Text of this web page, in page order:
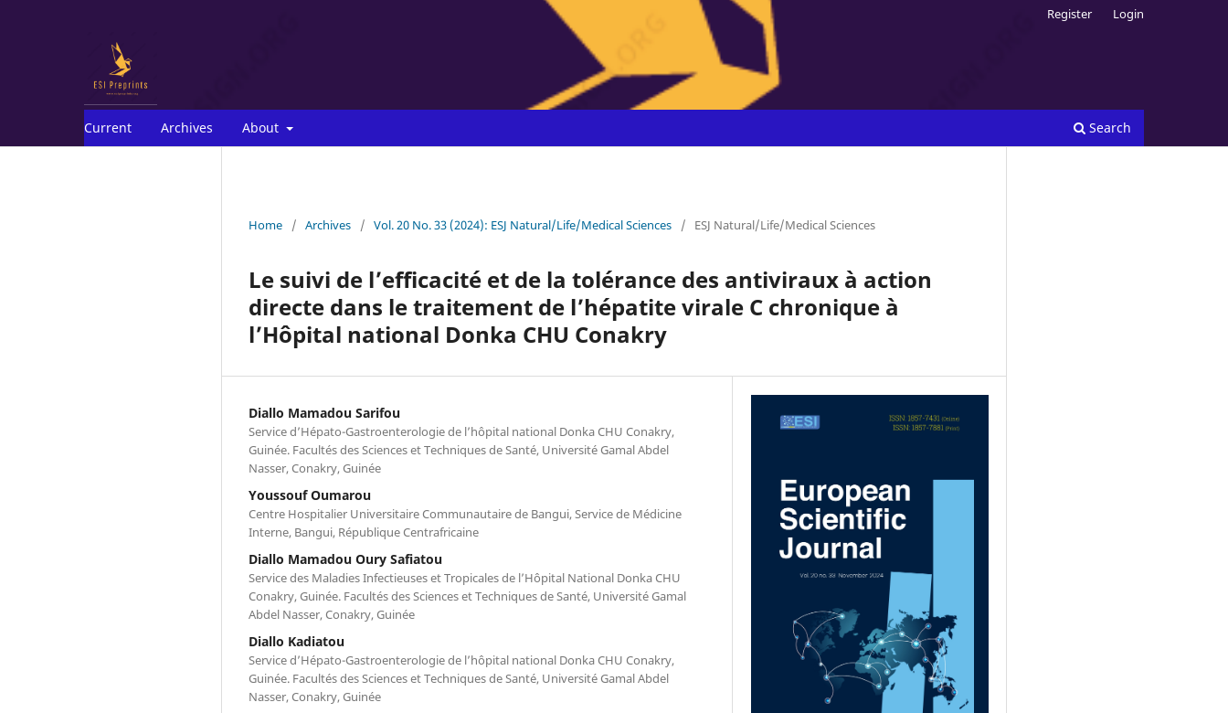
Current Archives About Search
Register Login
Home / Archives / Vol. 20 No. 33 (2024): ESJ Natural/Life/Medical Sciences / ESJ Natural/Life/Medical Sciences
Le suivi de l’efficacité et de la tolérance des antiviraux à action
directe dans le traitement de l’hépatite virale C chronique à
l’Hôpital national Donka CHU Conakry
Diallo Mamadou Sarifou
Service d’Hépato-Gastroenterologie de l’hôpital national Donka CHU Conakry,
Guinée. Facultés des Sciences et Techniques de Santé, Université Gamal Abdel
Nasser, Conakry, Guinée
Youssouf Oumarou
Centre Hospitalier Universitaire Communautaire de Bangui, Service de Médicine
Interne, Bangui, République Centrafricaine
Diallo Mamadou Oury Safiatou
Service des Maladies Infectieuses et Tropicales de l’Hôpital National Donka CHU
Conakry, Guinée. Facultés des Sciences et Techniques de Santé, Université Gamal
Abdel Nasser, Conakry, Guinée
Diallo Kadiatou
Service d’Hépato-Gastroenterologie de l’hôpital national Donka CHU Conakry,
Guinée. Facultés des Sciences et Techniques de Santé, Université Gamal Abdel
Nasser, Conakry, Guinée